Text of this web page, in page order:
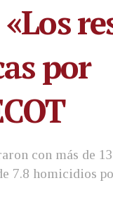
por
con más de
7.8 homicidios